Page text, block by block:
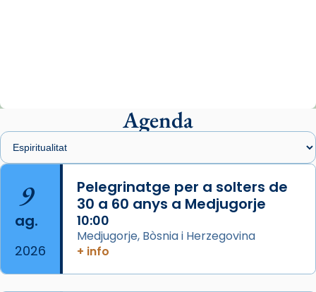
presidit aquest 27 de juliol la missa de Les
Santes de Mataró.
🔗
📸 J. Merino
Photo
View on Facebook ·
de Barcelona.
Agenda
9
ag.
2026
Pelegrinatge per a solters de
30 a 60 anys a Medjugorje
10:00
Medjugorje, Bòsnia i Herzegovina
+ info